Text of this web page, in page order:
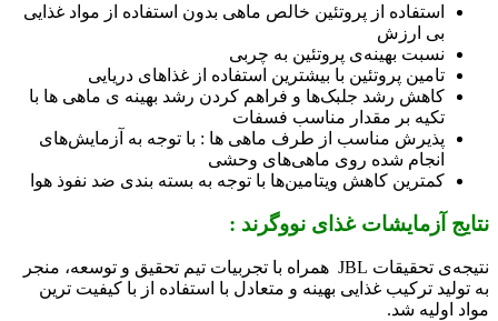
استفاده از پروتئین خالص ماهی بدون استفاده از مواد غذایی
بی ارزش
نسبت بهینه‌ی پروتئین به چربی
تامین پروتئین با بیشترین استفاده از غذاهای دریایی
کاهش رشد جلبک‌ها و فراهم کردن رشد بهینه‌ ی ماهی‌ ها با
تکیه بر مقدار مناسب فسفات
پذیرش مناسب از طرف ماهی‌ ها : با توجه به آزمایش‌های
انجام شده روی ماهی‌های وحشی
کمترین کاهش ویتامین‌ها با توجه به بسته بندی ضد نفوذ هوا
نتایج آزمایشات غذای نووگرند :
نتیجه‌ی تحقیقات JBL همراه با تجربیات تیم تحقیق و توسعه، منجر
به تولید ترکیب غذایی بهینه و متعادل با استفاده از با کیفیت‌ ترین
مواد اولیه شد.